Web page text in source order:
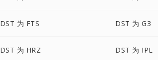
DST 为 FTS DST 为 G3
DST 为 HRZ DST 为 IPL